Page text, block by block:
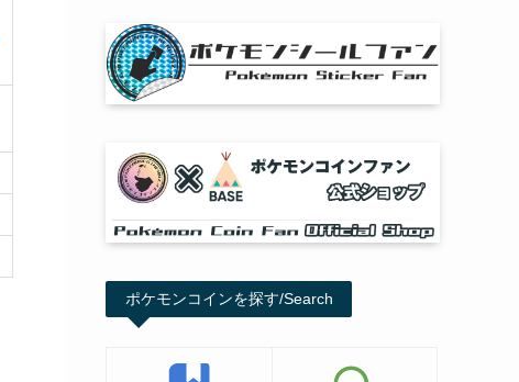
ポケモンコインを探す/Search